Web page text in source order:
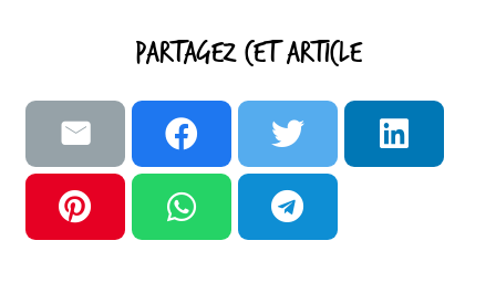
Partagez cet article